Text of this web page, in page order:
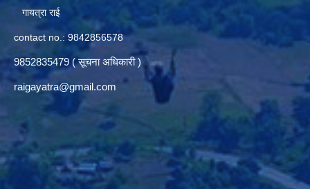
गायत्रा राई
contact no.: 9842856578
9852835479 ( सूचना अधिकारी )
raigayatra@gmail.com